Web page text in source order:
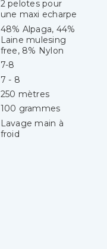
2 pelotes pour
une maxi echarpe
48% Alpaga, 44%
Laine mulesing
free, 8% Nylon
7-8
7 - 8
250 mètres
100 grammes
Lavage main à
froid